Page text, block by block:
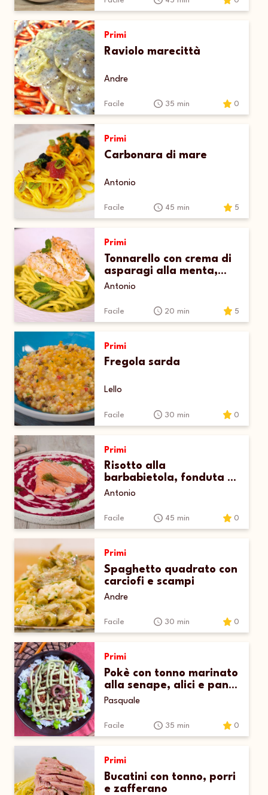
Primi
Raviolo marecittà
Andre
Facile 35 min 0
Primi
Carbonara di mare
Antonio
Facile 45 min 5
Primi
Tonnarello con crema di
asparagi alla menta,
scampi e burrata
Antonio
Facile 20 min 5
Primi
Fregola sarda
Lello
Facile 30 min 0
Primi
Risotto alla
barbabietola, fonduta di
caprino, aneto e
Antonio
Facile 45 min 0
Primi
Spaghetto quadrato con
carciofi e scampi
Andre
Facile 30 min 0
Primi
Pokè con tonno marinato
alla senape, alici e pane
croccante profumato
Pasquale
Facile 35 min 0
Primi
Bucatini con tonno, porri
e zafferano